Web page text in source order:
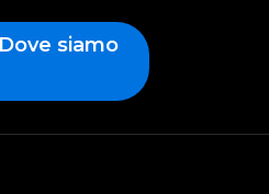
Dove siamo